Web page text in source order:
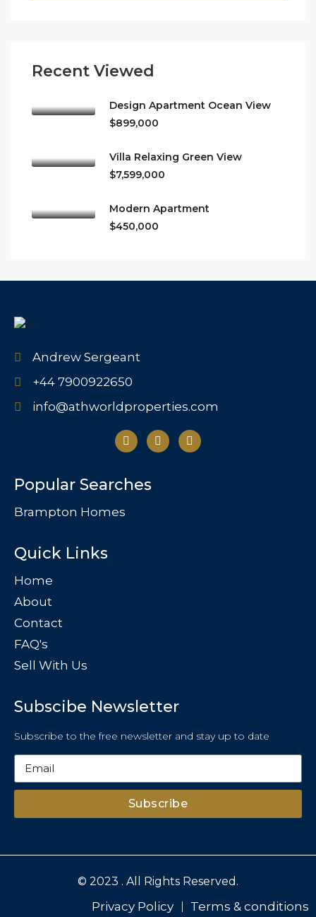
Recent Viewed
Design Apartment Ocean View
$899,000
Villa Relaxing Green View
$7,599,000
Modern Apartment
$450,000
Andrew Sergeant
+44 7900922650
info@athworldproperties.com
Popular Searches
Brampton Homes
Quick Links
Home
About
Contact
FAQ's
Sell With Us
Subscibe Newsletter
Subscribe to the free newsletter and stay up to date
Subscribe
© 2023 . All Rights Reserved.
Privacy Policy Terms & conditions